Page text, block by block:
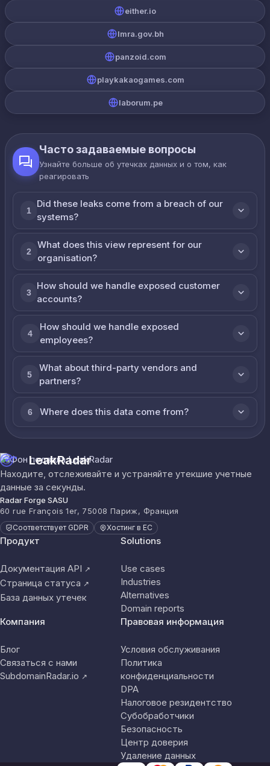
either.io
lmra.gov.bh
panzoid.com
playkakaogames.com
laborum.pe
Часто задаваемые вопросы
Узнайте больше об утечках данных и о том, как
реагировать
1
Did these leaks come from a breach of our
systems?
2
What does this view represent for our
organisation?
3
How should we handle exposed customer
accounts?
4
How should we handle exposed
employees?
5
What about third-party vendors and
partners?
6 Where does this data come from?
LeakRadar
Находите, отслеживайте и устраняйте утекшие учетные
данные за секунды.
Radar Forge SASU
60 rue François 1er, 75008 Париж, Франция
Соответствует GDPR Хостинг в ЕС
Продукт
Документация API ↗
Страница статуса ↗
База данных утечек
Solutions
Use cases
Industries
Alternatives
Domain reports
Компания
Блог
Связаться с нами
SubdomainRadar.io ↗
Правовая информация
Условия обслуживания
Политика
конфиденциальности
DPA
Налоговое резидентство
Субобработчики
Безопасность
Центр доверия
Удаление данных